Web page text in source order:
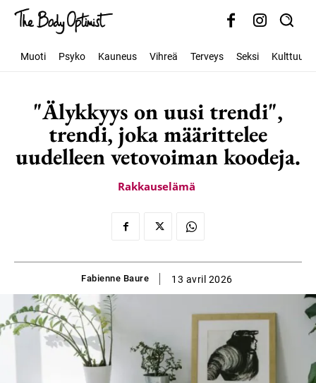
Muoti Psyko Kauneus Vihreä Terveys Seksi Kulttuuri
"Älykkyys on uusi trendi",
trendi, joka määrittelee
uudelleen vetovoiman koodeja.
Rakkauselämä
Fabienne Baure 13 avril 2026